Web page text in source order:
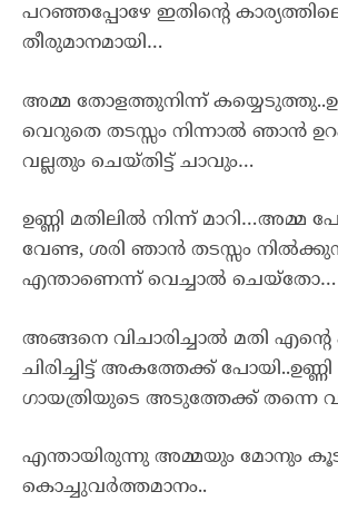
പറഞ്ഞപ്പോഴേ ഇതിന്റെ
തീരുമാനമായി…
അമ്മ തോളത്തുനിന്ന്
വെറുതെ തടസ്സം നിന്നാൽ ഞാൻ
വല്ലതും ചെയ്തിട്ട് ചാവും…
ഉണ്ണി മതിലിൽ നിന്ന് മാറി…അമ്മ
വേണ്ട, ശരി ഞാൻ തടസ്സം
എന്താണെന്ന് വെച്ചാൽ ചെയ്തോ…
അങ്ങനെ വിചാരിച്ചാൽ മതി എന്റെ
ചിരിച്ചിട്ട് അകത്തേക്ക് പോയി..ഉണ്ണി
ഗായത്രിയുടെ അടുത്തേക്ക് തന്നെ
എന്തായിരുന്നു അമ്മയും മോനും
കൊച്ചുവർത്തമാനം..